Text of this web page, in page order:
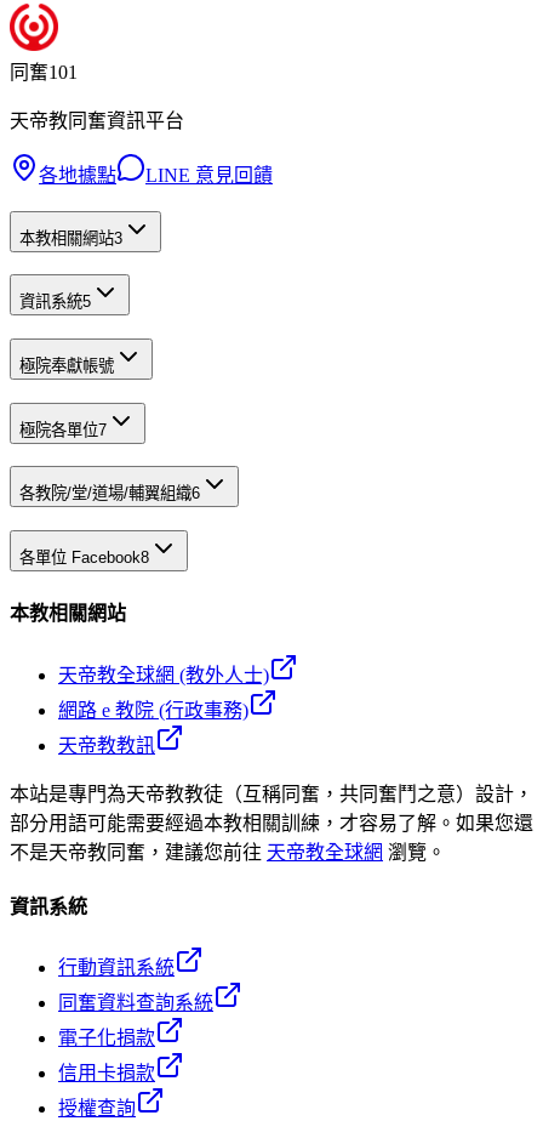
同奮101
天帝教同奮資訊平台
各地據點 LINE 意見回饋
本教相關網站3
資訊系統5
極院奉獻帳號
極院各單位7
各教院/堂/道場/輔翼組織6
各單位 Facebook8
本教相關網站
天帝教全球網 (教外人士)
網路 e 教院 (行政事務)
天帝教教訊
本站是專門為天帝教教徒（互稱同奮，共同奮鬥之意）設計，
部分用語可能需要經過本教相關訓練，才容易了解。如果您還
不是天帝教同奮，建議您前往 天帝教全球網 瀏覽。
資訊系統
行動資訊系統
同奮資料查詢系統
電子化捐款
信用卡捐款
授權查詢